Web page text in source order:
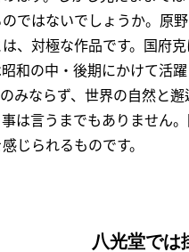
ではないでしょうか。原
、対極な作品です。国府
和の中・後期にかけて活
みならず、世界の自然と
は言うまでもありません
じられるものです。
八光堂では